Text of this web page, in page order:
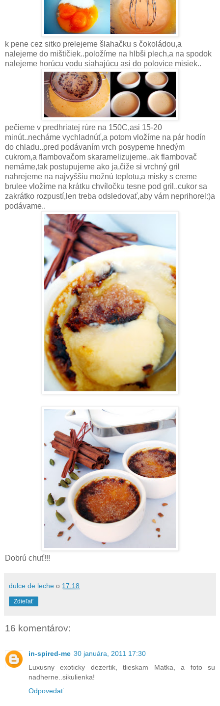
k pene cez sitko prelejeme šlahačku s čokoládou,a
nalejeme do mištičiek..položíme na hlbši plech,a na spodok
nalejeme horúcu vodu siahajúcu asi do polovice misiek..
pečieme v predhriatej rúre na 150C,asi 15-20
minút..necháme vychladnúť,a potom vložíme na pár hodín
do chladu..pred podávaním vrch posypeme hnedým
cukrom,a flambovačom skaramelizujeme..ak flambovač
nemáme,tak postupujeme ako ja,čiže si vrchný gril
nahrejeme na najvyššiu možnú teplotu,a misky s creme
brulee vložíme na krátku chvíločku tesne pod gril..cukor sa
zakrátko rozpustí,len treba odsledovať,aby vám neprihorel:)a
podávame..
Dobrú chuť!!!
dulce de leche o 17:18
Zdieľať
16 komentárov:
in-spired-me 30 januára, 2011 17:30
Luxusny exoticky dezertik, tlieskam Matka, a foto su
nadherne..sikulienka!
Odpovedať